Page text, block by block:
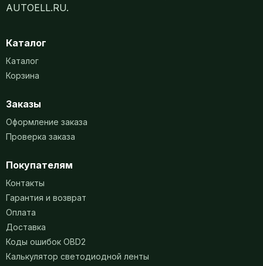
AUTOELL.RU.
Каталог
Каталог
Корзина
Заказы
Оформление заказа
Проверка заказа
Покупателям
Контакты
Гарантия и возврат
Оплата
Доставка
Коды ошибок OBD2
Калькулятор светодиодной ленты